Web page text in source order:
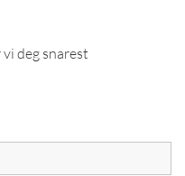
deg snarest